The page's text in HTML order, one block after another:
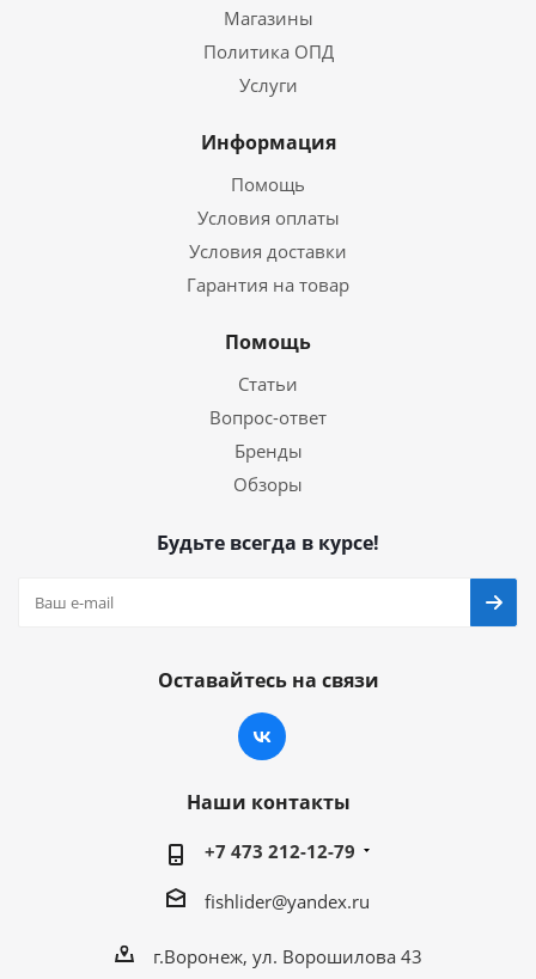
Магазины
Политика ОПД
Услуги
Информация
Помощь
Условия оплаты
Условия доставки
Гарантия на товар
Помощь
Статьи
Вопрос-ответ
Бренды
Обзоры
Будьте всегда в курсе!
Оставайтесь на связи
Наши контакты
+7 473 212-12-79
fishlider@yandex.ru
г.Воронеж, ул. Ворошилова 43